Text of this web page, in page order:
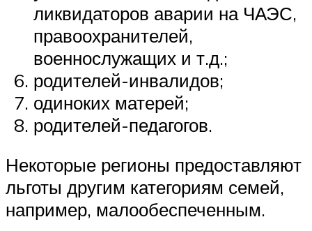
ликвидаторов аварии на ЧАЭС,
правоохранителей,
военнослужащих и т.д.;
родителей-инвалидов;
одиноких матерей;
родителей-педагогов.
Некоторые регионы предоставляют
льготы другим категориям семей,
например, малообеспеченным.